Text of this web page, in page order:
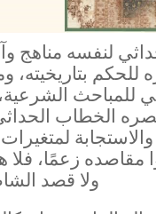
لنفسه مناهج
للحكم
للمباحث
الخطاب
مقاصده زعمًا،
ولا قصد